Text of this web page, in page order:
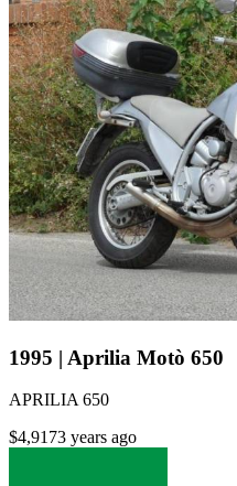
1995 | Aprilia Motò 650
APRILIA 650
$4,9173 years ago